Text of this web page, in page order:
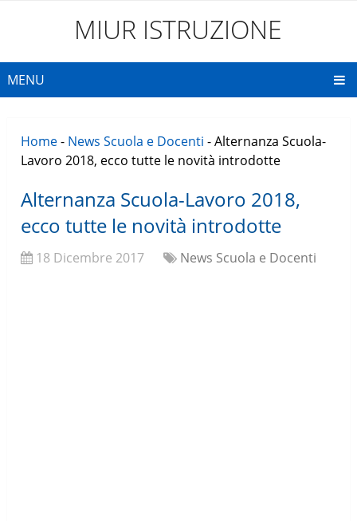
MIUR ISTRUZIONE
MENU
Home- News Scuola e Docenti -Alternanza Scuola-
Lavoro 2018, ecco tutte le novità introdotte
Alternanza Scuola-Lavoro 2018,
ecco tutte le novità introdotte
18 Dicembre 2017 News Scuola e Docenti